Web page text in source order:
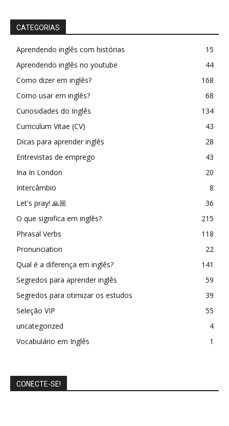
CATEGORIAS
Aprendendo inglês com histórias
15
Aprendendo inglês no youtube
44
Como dizer em inglês?
168
Como usar em inglês?
68
Curiosidades do Inglês
134
Curriculum Vitae (CV)
43
Dicas para aprender inglês
28
Entrevistas de emprego
43
Ina In London
20
Intercâmbio
8
Let's pray! 🙏🏼
36
O que significa em inglês?
215
Phrasal Verbs
118
Pronunciation
22
Qual é a diferença em inglês?
141
Segredos para aprender inglês
59
Segredos para otimizar os estudos
39
Seleção VIP
55
uncategorized
4
Vocabulário em Inglês
1
CONECTE-SE!